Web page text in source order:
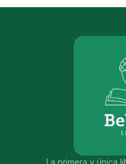
La primera y única